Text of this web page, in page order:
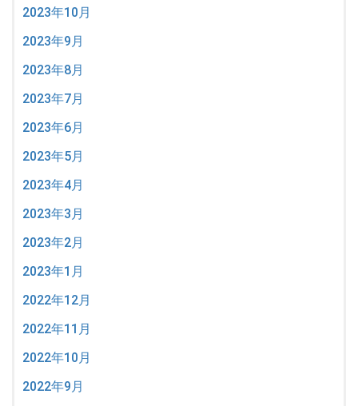
2023年10月
2023年9月
2023年8月
2023年7月
2023年6月
2023年5月
2023年4月
2023年3月
2023年2月
2023年1月
2022年12月
2022年11月
2022年10月
2022年9月